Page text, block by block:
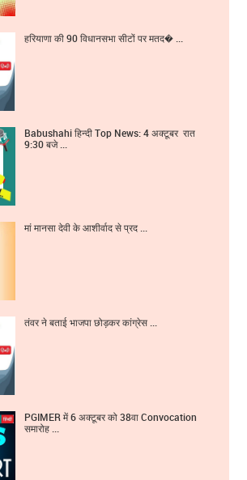
हरियाणा की 90 विधानसभा सीटों पर मतद� ...
Babushahi हिन्दी Top News: 4 अक्टूबर रात
9:30 बजे ...
मां मानसा देवी के आशीर्वाद से प्रद ...
तंवर ने बताई भाजपा छोड़कर कांग्रेस ...
PGIMER में 6 अक्टूबर को 38वा Convocation
समारोह ...